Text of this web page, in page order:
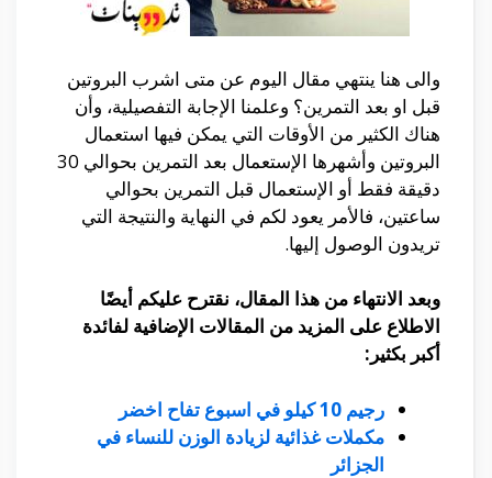
والى هنا ينتهي مقال اليوم عن متى اشرب البروتين
قبل او بعد التمرين؟ وعلمنا الإجابة التفصيلية، وأن
هناك الكثير من الأوقات التي يمكن فيها استعمال
البروتين وأشهرها الإستعمال بعد التمرين بحوالي 30
دقيقة فقط أو الإستعمال قبل التمرين بحوالي
ساعتين، فالأمر يعود لكم في النهاية والنتيجة التي
تريدون الوصول إليها.
وبعد الانتهاء من هذا المقال، نقترح عليكم أيضًا
الاطلاع على المزيد من المقالات الإضافية لفائدة
أكبر بكثير:
رجيم 10 كيلو في اسبوع تفاح اخضر
مكملات غذائية لزيادة الوزن للنساء في
الجزائر